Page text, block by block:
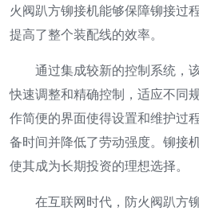
火阀趴方铆接机能够保障铆接过
提高了整个装配线的效率。
通过集成较新的控制系统，
快速调整和精确控制，适应不同
作简便的界面使得设置和维护过
备时间并降低了劳动强度。铆接
使其成为长期投资的理想选择。
在互联网时代，防火阀趴方